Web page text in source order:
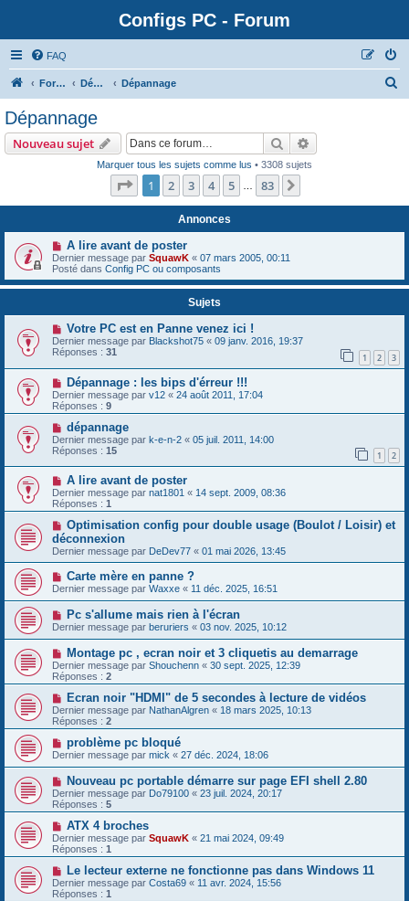
Configs PC - Forum
FAQ
Forum Dépannage, optimisations PC Dépannage
Dépannage
Nouveau sujet Rechercher
Marquer tous les sujets comme lus • 3308 sujets
Page 1sur83
1 2 3 4 5 83
Annonces
A lire avant de poster
Dernier message par SquawK « 07 mars 2005, 00:11
Posté dans Config PC ou composants
Sujets
Votre PC est en Panne venez ici !
Dernier message par Blackshot75 « 09 janv. 2016, 19:37
Réponses : 31 1 2 3
Dépannage : les bips d'érreur !!!
Dernier message par v12 « 24 août 2011, 17:04
Réponses : 9
dépannage
Dernier message par k-e-n-2 « 05 juil. 2011, 14:00
Réponses : 15 1 2
A lire avant de poster
Dernier message par nat1801 « 14 sept. 2009, 08:36
Réponses : 1
Optimisation config pour double usage (Boulot / Loisir) et
déconnexion
Dernier message par DeDev77 « 01 mai 2026, 13:45
Carte mère en panne ?
Dernier message par Waxxe « 11 déc. 2025, 16:51
Pc s'allume mais rien à l'écran
Dernier message par beruriers « 03 nov. 2025, 10:12
Montage pc , ecran noir et 3 cliquetis au demarrage
Dernier message par Shouchenn « 30 sept. 2025, 12:39
Réponses : 2
Ecran noir "HDMI" de 5 secondes à lecture de vidéos
Dernier message par NathanAlgren « 18 mars 2025, 10:13
Réponses : 2
problème pc bloqué
Dernier message par mick « 27 déc. 2024, 18:06
Nouveau pc portable démarre sur page EFI shell 2.80
Dernier message par Do79100 « 23 juil. 2024, 20:17
Réponses : 5
ATX 4 broches
Dernier message par SquawK « 21 mai 2024, 09:49
Réponses : 1
Le lecteur externe ne fonctionne pas dans Windows 11
Dernier message par Costa69 « 11 avr. 2024, 15:56
Réponses : 1